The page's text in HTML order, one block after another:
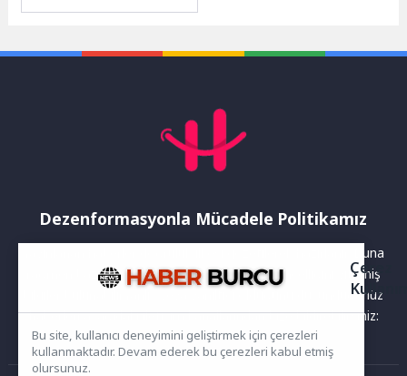
Dezenformasyonla Mücadele Politikamız
Yayınlanan haberler doğruluk ilkesi gözetilerek hazırlanır. Buna
rağmen bazı içeriklerde eksik, hatalı veya güncelliğini yitirmiş
bilgiler bulunabilir.Yanlış veya yanıltıcı olduğunu düşündüğünüz
haberleri aşağıdaki iletişim kanallarından bize bildirebilirsiniz:
Çerez
Bu site, kullanıcı deneyimini geliştirmek için çerezleri
kullanmaktadır. Devam ederek bu çerezleri kabul etmiş
olursunuz.